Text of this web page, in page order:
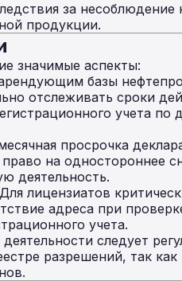
за несоблюдение
продукции.
значимые аспекты:
базы
отслеживать сроки
учета по
просрочка
на одностороннее
деятельность.
Для лицензиатов
адреса при
учета.
следует
разрешений, так